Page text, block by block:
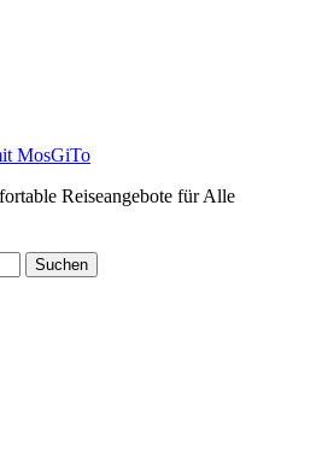
MosGiTo
Reiseangebote für Alle